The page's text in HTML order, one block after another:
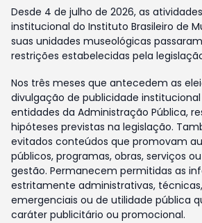
Desde 4 de julho de 2026, as
institucional do Instituto Brasileiro de
suas unidades museológicas
restrições estabelecidas pela
Nos três meses que antecedem as
divulgação de publicidade
entidades da Administração Pública,
hipóteses previstas na legislação.
evitados conteúdos que promovam
públicos, programas, obras, serviços
gestão. Permanecem permitidas as
estritamente administrativas,
emergenciais ou de utilidade pública
caráter publicitário ou promocional.